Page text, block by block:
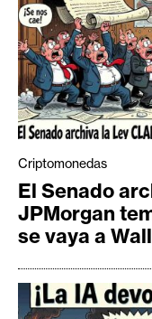
Criptomonedas
El Senado
JPMorgan
se vaya a